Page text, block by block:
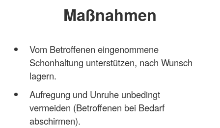
Maßnahmen
Vom Betroffenen eingenommene
Schonhaltung unterstützen, nach Wunsch
lagern.
Aufregung und Unruhe unbedingt
vermeiden (Betroffenen bei Bedarf
abschirmen).